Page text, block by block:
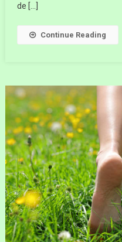
de […]
Continue Reading